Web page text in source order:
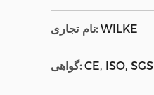
نام تجاری: WILKE
گواهی: CE, ISO, SGS